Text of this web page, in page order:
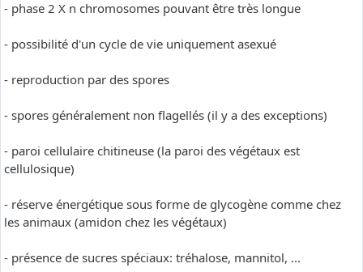
- phase 2 X n chromosomes pouvant être très longue
- possibilité d'un cycle de vie uniquement asexué
- reproduction par des spores
- spores généralement non flagellés (il y a des exceptions)
- paroi cellulaire chitineuse (la paroi des végétaux est
cellulosique)
- réserve énergétique sous forme de glycogène comme chez
les animaux (amidon chez les végétaux)
- présence de sucres spéciaux: tréhalose, mannitol, ...